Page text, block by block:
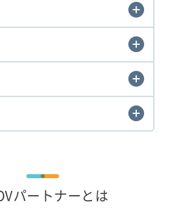
パートナーとは